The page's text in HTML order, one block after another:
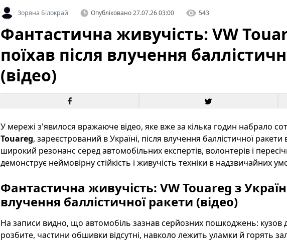
Зоряна Білокрай Опубліковано27.07.26 03:00 543
Фантастична живучість: VW
поїхав після влучення
(відео)
У мережі з'явилося вражаюче відео, яке вже за кілька годин набрало
Touareg, зареєстрований в Україні, після влучення баллістичної
широкий резонанс серед автомобільних експертів, волонтерів і
демонструє неймовірну стійкість і живучість техніки в надзвичайних
Фантастична живучість: VW Touareg з
влучення баллістичної ракети (відео)
На записи видно, що автомобіль зазнав серйозних пошкоджень:
розбите, частини обшивки відсутні, навколо лежить уламки й горять